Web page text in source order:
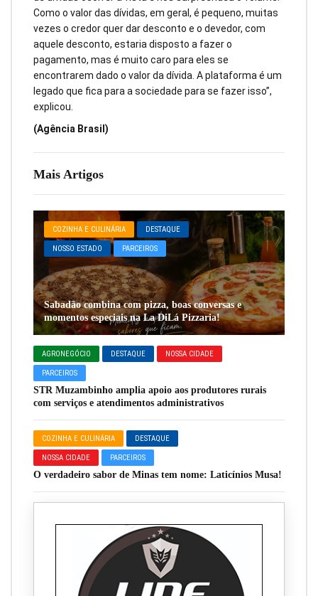
Mais Artigos
COZINHA E CULINÁRIA DESTAQUE
NOSSO ESTADO PARCEIROS
Sabadão combina com pizza, boas conversas e
momentos especiais na La DiLá Pizzaria!
AGRONEGÓCIO DESTAQUE NOSSA CIDADE
PARCEIROS
STR Muzambinho amplia apoio aos produtores rurais
com serviços e atendimentos administrativos
COZINHA E CULINÁRIA DESTAQUE
NOSSA CIDADE PARCEIROS
O verdadeiro sabor de Minas tem nome: Laticínios Musa!
Como o valor das dívidas, em geral, é pequeno, muitas
vezes o credor quer dar desconto e o devedor, com
aquele desconto, estaria disposto a fazer o
pagamento, mas é muito caro para eles se
encontrarem dado o valor da dívida. A plataforma é um
legado que fica para a sociedade para se fazer isso”,
explicou.
(Agência Brasil)